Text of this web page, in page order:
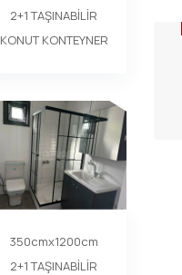
2+1 TAŞINABİLİR
KONUT KONTEYNER
350cmx1200cm
2+1 TAŞINABİLİR